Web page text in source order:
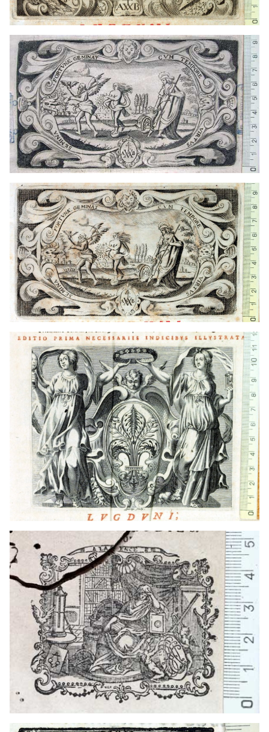
1669 - 1675 Lyon (Francia)
Francia
1669 - 1675
Lyon (Francia)
1632 - 1691 Lyon (Francia)
1724 - 1775 París (Francia)
1538 - 1560 Alcalá de Henares (Madrid)